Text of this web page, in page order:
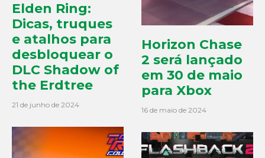
Elden Ring:
Dicas, truques
e atalhos para
desbloquear o
DLC Shadow of
the Erdtree
21 de junho de 2024
Horizon Chase
2 será lançado
em 30 de maio
para Xbox
16 de maio de 2024